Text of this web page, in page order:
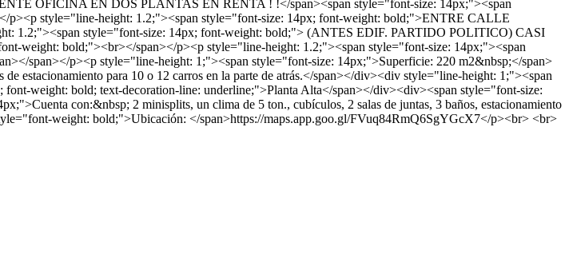
OFICINA EN DOS PLANTAS EN RENTA ! !</span><span style="font-size: 14px;"><span
style="line-height: 1.2;"><span style="font-size: 14px; font-weight: bold;">ENTRE CALLE
style="font-size: 14px; font-weight: bold;"> (ANTES EDIF. PARTIDO POLITICO) CASI
weight: bold;"><br></span></p><p style="line-height: 1.2;"><span style="font-size: 14px;"><span
span></p><p style="line-height: 1;"><span style="font-size: 14px;">Superficie: 220 m2&nbsp;</span>
estacionamiento para 10 o 12 carros en la parte de atrás.</span></div><div style="line-height: 1;"><span
weight: bold; text-decoration-line: underline;">Planta Alta</span></div><div><span style="font-size:
con:&nbsp; 2 minisplits, un clima de 5 ton., cubículos, 2 salas de juntas, 3 baños, estacionamiento
weight: bold;">Ubicación: </span>https://maps.app.goo.gl/FVuq84RmQ6SgYGcX7</p><br> <br>